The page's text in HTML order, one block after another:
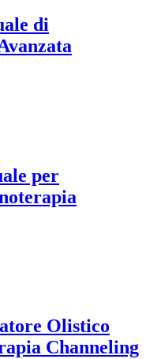
di
per
Olistico
Channeling